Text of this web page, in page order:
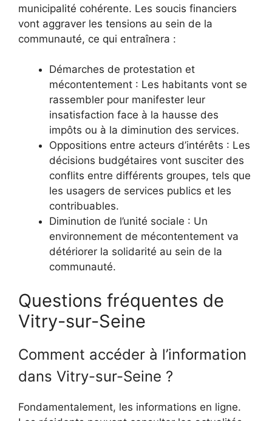
municipalité cohérente. Les soucis financiers
vont aggraver les tensions au sein de la
communauté, ce qui entraînera :
Démarches de protestation et
mécontentement : Les habitants vont se
rassembler pour manifester leur
insatisfaction face à la hausse des
impôts ou à la diminution des services.
Oppositions entre acteurs d’intérêts : Les
décisions budgétaires vont susciter des
conflits entre différents groupes, tels que
les usagers de services publics et les
contribuables.
Diminution de l’unité sociale : Un
environnement de mécontentement va
détériorer la solidarité au sein de la
communauté.
Questions fréquentes de
Vitry-sur-Seine
Comment accéder à l’information
dans Vitry-sur-Seine ?
Fondamentalement, les informations en ligne.